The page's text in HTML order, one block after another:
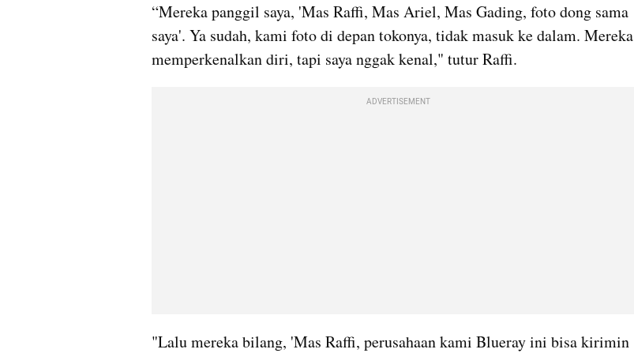
“Mereka panggil saya, 'Mas Raffi, Mas Ariel, Mas Gading, foto dong sama
saya'. Ya sudah, kami foto di depan tokonya, tidak masuk ke dalam. Mereka
memperkenalkan diri, tapi saya nggak kenal," tutur Raffi.
ADVERTISEMENT
"Lalu mereka bilang, 'Mas Raffi, perusahaan kami Blueray ini bisa kirimin